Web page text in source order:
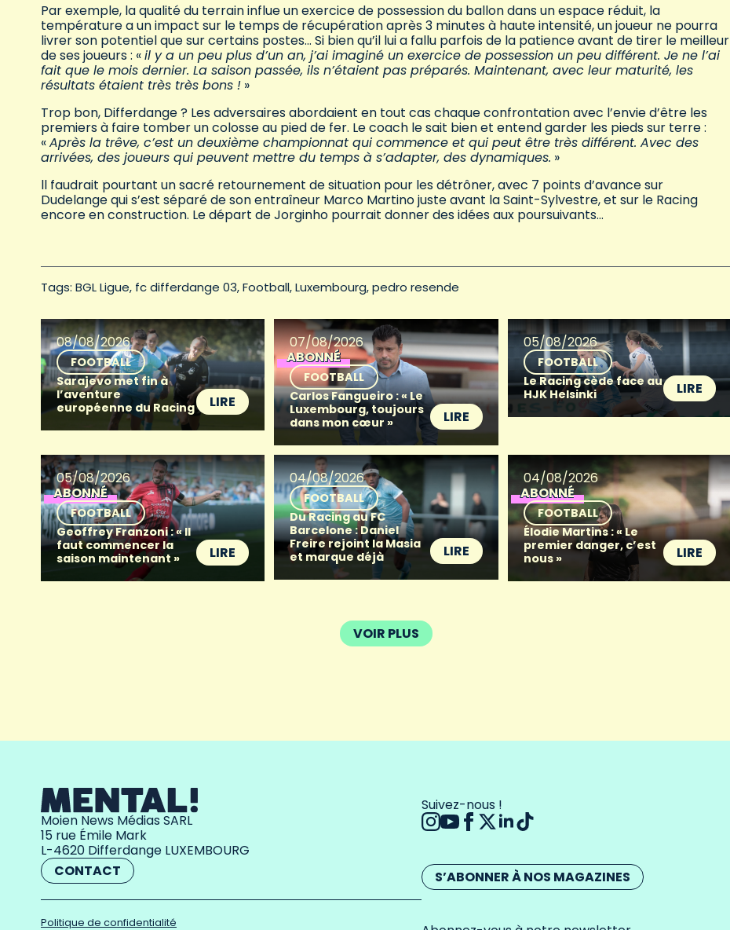
Par exemple, la qualité du terrain influe un exercice de possession du ballon dans un espace réduit, la
température a un impact sur le temps de récupération après 3 minutes à haute intensité, un joueur ne pourra
livrer son potentiel que sur certains postes… Si bien qu’il lui a fallu parfois de la patience avant de tirer le meilleur
de ses joueurs : «il y a un peu plus d’un an, j’ai imaginé un exercice de possession un peu différent. Je ne l’ai
fait que le mois dernier. La saison passée, ils n’étaient pas préparés. Maintenant, avec leur maturité, les
résultats étaient très très bons ! »
Trop bon, Differdange ? Les adversaires abordaient en tout cas chaque confrontation avec l’envie d’être les
premiers à faire tomber un colosse au pied de fer. Le coach le sait bien et entend garder les pieds sur terre :
«Après la trêve, c’est un deuxième championnat qui commence et qui peut être très différent. Avec des
arrivées, des joueurs qui peuvent mettre du temps à s’adapter, des dynamiques. »
ll faudrait pourtant un sacré retournement de situation pour les détrôner, avec 7 points d’avance sur
Dudelange qui s’est séparé de son entraîneur Marco Martino juste avant la Saint-Sylvestre, et sur le Racing
encore en construction. Le départ de Jorginho pourrait donner des idées aux poursuivants…
Tags: BGL Ligue fc differdange 03 Football Luxembourg pedro resende
08/08/2026
FOOTBALL
Sarajevo met fin à
l’aventure
européenne du Racing
LIRE
07/08/2026
ABONNÉ
FOOTBALL
Carlos Fangueiro : « Le
Luxembourg, toujours
dans mon cœur »
LIRE
05/08/2026
FOOTBALL
Le Racing cède face au
HJK Helsinki
LIRE
05/08/2026
ABONNÉ
FOOTBALL
Geoffrey Franzoni : « Il
faut commencer la
saison maintenant »
LIRE
04/08/2026
FOOTBALL
Du Racing au FC
Barcelone : Daniel
Freire rejoint la Masia
et marque déjà
LIRE
04/08/2026
ABONNÉ
FOOTBALL
Élodie Martins : « Le
premier danger, c’est
nous »
LIRE
VOIR PLUS
Moien News Médias SARL
15 rue Émile Mark
L-4620 Differdange LUXEMBOURG
CONTACT
Politique de confidentialité
Suivez-nous !
S’ABONNER À NOS MAGAZINES